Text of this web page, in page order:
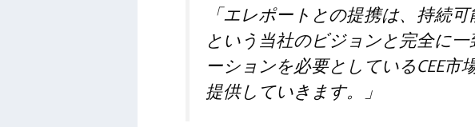
「エレポートとの提携は、持続
という当社のビジョンと完全に
ーションを必要としているCEE
提供していきます。」